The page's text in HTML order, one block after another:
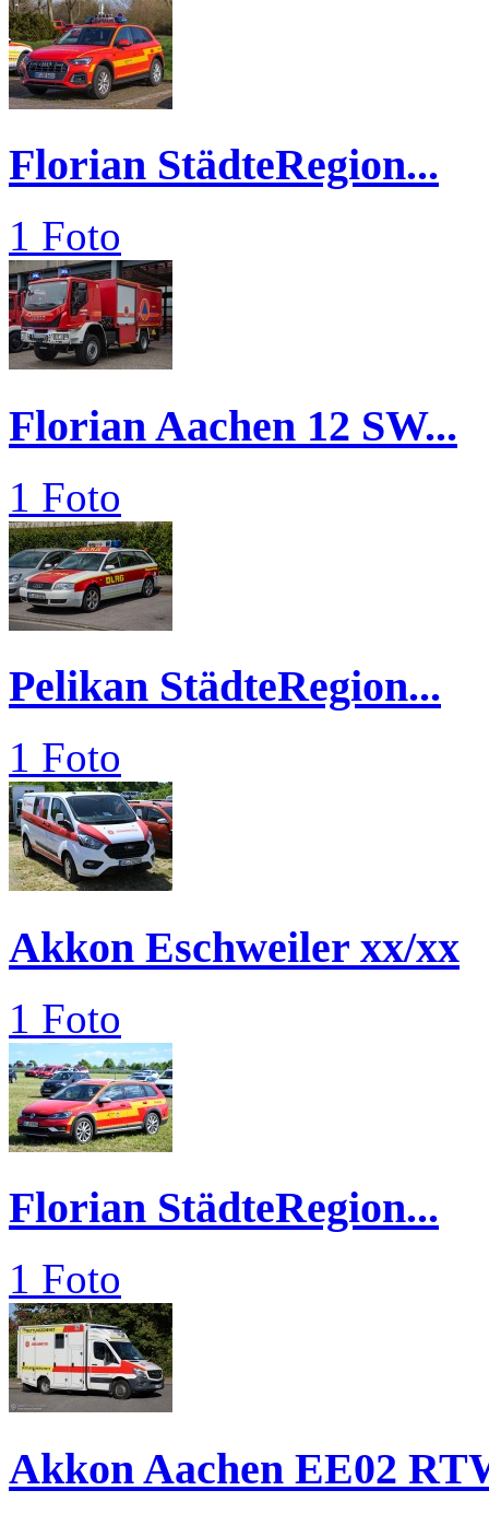
Florian StädteRegion...
1 Foto
Florian Aachen 12 SW...
1 Foto
Pelikan StädteRegion...
1 Foto
Akkon Eschweiler xx/xx
1 Foto
Florian StädteRegion...
1 Foto
Akkon Aachen EE02